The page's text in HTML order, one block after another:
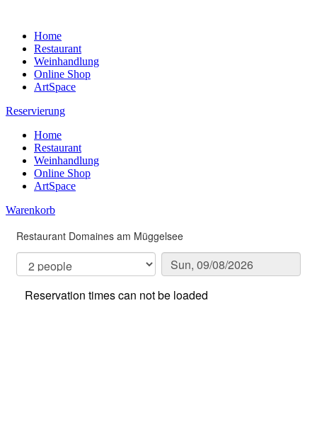
Home
Restaurant
Weinhandlung
Online Shop
ArtSpace
Reservierung
Home
Restaurant
Weinhandlung
Online Shop
ArtSpace
Warenkorb